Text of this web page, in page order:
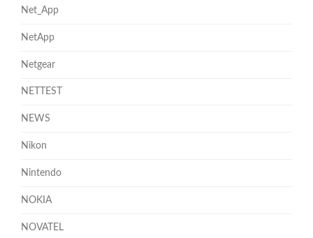
Net_App
NetApp
Netgear
NETTEST
NEWS
Nikon
Nintendo
NOKIA
NOVATEL